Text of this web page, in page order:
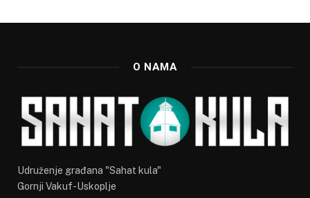
O NAMA
Udruženje građana "Sahat kula"
Gornji Vakuf-Uskoplje